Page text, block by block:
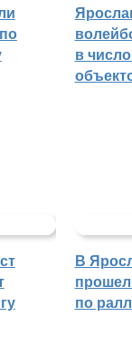
в
В
прошел
по